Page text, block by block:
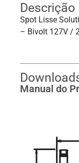
Descrição
Spot Lisse
– Bivolt 127V /
Manual do